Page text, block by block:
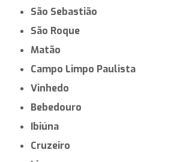
São Sebastião
São Roque
Matão
Campo Limpo Paulista
Vinhedo
Bebedouro
Ibiúna
Cruzeiro